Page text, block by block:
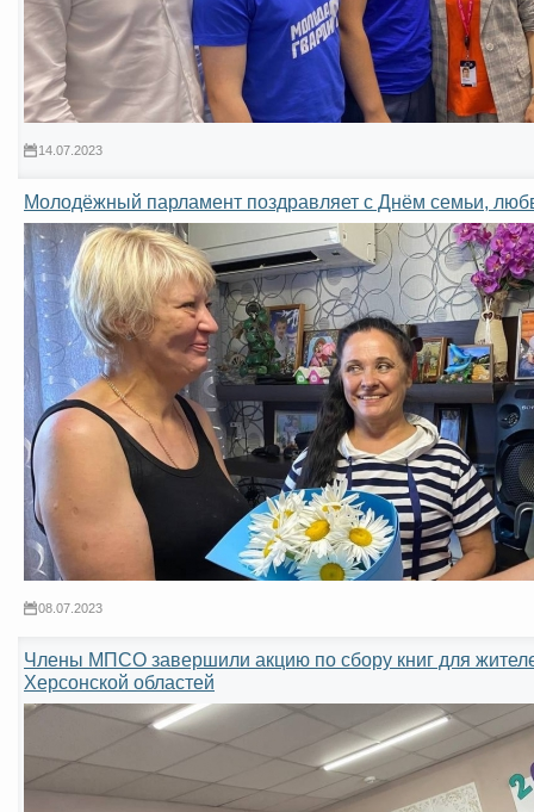
14.07.2023
Молодёжный парламент поздравляет с Днём семьи,
08.07.2023
Члены МПСО завершили акцию по сбору книг для
Херсонской областей